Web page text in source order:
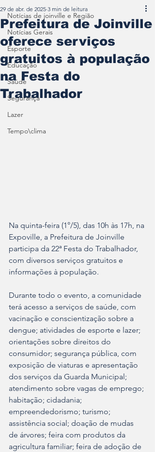
Notícias de joinville e Região
Notícias Gerais
Esporte
Educação
Saúde
Segurança
Lazer
Tempo\clima
Prefeitura de Joinville
oferece serviços
gratuitos à população
na Festa do
Trabalhador
29 de abr. de 2025 3 min de leitura
Na quinta-feira (1°/5), das 10h às 17h, na
Expoville, a Prefeitura de Joinville
participa da 22ª Festa do Trabalhador,
com diversos serviços gratuitos e
informações à população.
Durante todo o evento, a comunidade
terá acesso a serviços de saúde, com
vacinação e conscientização sobre a
dengue; atividades de esporte e lazer;
orientações sobre direitos do
consumidor; segurança pública, com
exposição de viaturas e apresentação
dos serviços da Guarda Municipal;
atendimento sobre vagas de emprego;
habitação; cidadania;
empreendedorismo; turismo;
assistência social; doação de mudas
de árvores; feira com produtos da
agricultura familiar; feira de adoção de